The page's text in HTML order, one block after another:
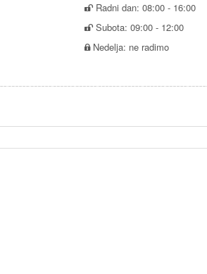
Radni dan: 08:00 - 16:00
Subota: 09:00 - 12:00
Nedelja: ne radimo